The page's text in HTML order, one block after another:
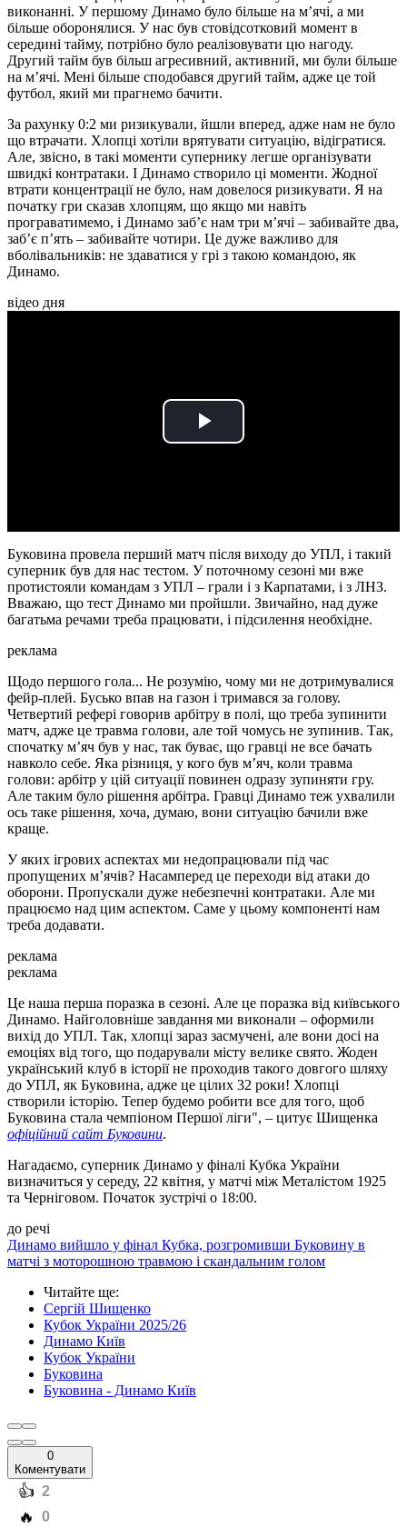
виконанні. У першому Динамо було більше на м’ячі, а ми
більше оборонялися. У нас був стовідсотковий момент в
середині тайму, потрібно було реалізовувати цю нагоду.
Другий тайм був більш агресивний, активний, ми були більше
на м’ячі. Мені більше сподобався другий тайм, адже це той
футбол, який ми прагнемо бачити.
За рахунку 0:2 ми ризикували, йшли вперед, адже нам не було
що втрачати. Хлопці хотіли врятувати ситуацію, відігратися.
Але, звісно, в такі моменти супернику легше організувати
швидкі контратаки. І Динамо створило ці моменти. Жодної
втрати концентрації не було, нам довелося ризикувати. Я на
початку гри сказав хлопцям, що якщо ми навіть
програватимемо, і Динамо заб’є нам три м’ячі – забивайте два,
заб’є п’ять – забивайте чотири. Це дуже важливо для
вболівальників: не здаватися у грі з такою командою, як
Динамо.
відео дня
Play
Буковина провела перший матч після виходу до УПЛ, і такий
суперник був для нас тестом. У поточному сезоні ми вже
протистояли командам з УПЛ – грали і з Карпатами, і з ЛНЗ.
Вважаю, що тест Динамо ми пройшли. Звичайно, над дуже
багатьма речами треба працювати, і підсилення необхідне.
реклама
Щодо першого гола... Не розумію, чому ми не дотримувалися
фейр-плей. Бусько впав на газон і тримався за голову.
Четвертий рефері говорив арбітру в полі, що треба зупинити
матч, адже це травма голови, але той чомусь не зупинив. Так,
спочатку м’яч був у нас, так буває, що гравці не все бачать
навколо себе. Яка різниця, у кого був м’яч, коли травма
голови: арбітр у цій ситуації повинен одразу зупиняти гру.
Але таким було рішення арбітра. Гравці Динамо теж ухвалили
ось таке рішення, хоча, думаю, вони ситуацію бачили вже
краще.
У яких ігрових аспектах ми недопрацювали під час
пропущених м’ячів? Насамперед це переходи від атаки до
оборони. Пропускали дуже небезпечні контратаки. Але ми
працюємо над цим аспектом. Саме у цьому компоненті нам
треба додавати.
реклама
реклама
Це наша перша поразка в сезоні. Але це поразка від київського
Динамо. Найголовніше завдання ми виконали – оформили
вихід до УПЛ. Так, хлопці зараз засмучені, але вони досі на
емоціях від того, що подарували місту велике свято. Жоден
український клуб в історії не проходив такого довгого шляху
до УПЛ, як Буковина, адже це цілих 32 роки! Хлопці
створили історію. Тепер будемо робити все для того, щоб
Буковина стала чемпіоном Першої ліги", – цитує Шищенка
офіційний сайт Буковини.
Нагадаємо, суперник Динамо у фіналі Кубка України
визначиться у середу, 22 квітня, у матчі між Металістом 1925
та Черніговом. Початок зустрічі о 18:00.
до речі
Динамо вийшло у фінал Кубка, розгромивши Буковину в
матчі з моторошною травмою і скандальним голом
Читайте ще:
Сергій Шищенко
Кубок України 2025/26
Динамо Київ
Кубок України
Буковина
Буковина - Динамо Київ
0
Коментувати
️👍 2
️🔥 0